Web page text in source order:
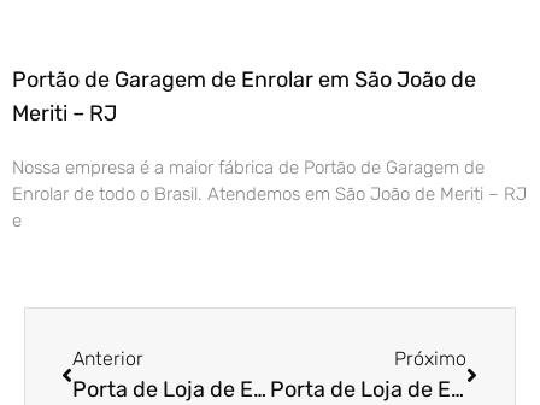
Portão de Garagem de Enrolar em São João de
Meriti – RJ
Nossa empresa é a maior fábrica de Portão de Garagem de
Enrolar de todo o Brasil. Atendemos em São João de Meriti – RJ
e
Anterior
Porta de Loja de Enrolar em Pirapozinho – SP
Próximo
Porta de Loja de Enrolar em Santa Cruz das Palmeiras – SP